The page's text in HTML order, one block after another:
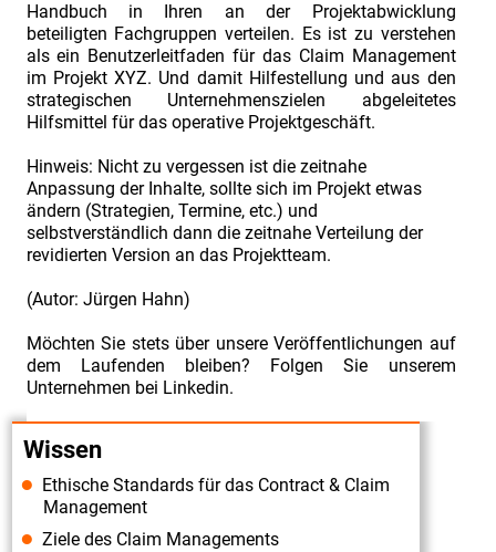
Handbuch in Ihren an der Projektabwicklung
beteiligten Fachgruppen verteilen. Es ist zu verstehen
als ein Benutzerleitfaden für das Claim Management
im Projekt XYZ. Und damit Hilfestellung und aus den
strategischen Unternehmenszielen abgeleitetes
Hilfsmittel für das operative Projektgeschäft.
Hinweis: Nicht zu vergessen ist die zeitnahe
Anpassung der Inhalte, sollte sich im Projekt etwas
ändern (Strategien, Termine, etc.) und
selbstverständlich dann die zeitnahe Verteilung der
revidierten Version an das Projektteam.
(Autor: Jürgen Hahn)
Möchten Sie stets über unsere Veröffentlichungen auf
dem Laufenden bleiben? Folgen Sie unserem
Unternehmen bei Linkedin.
Wissen
Ethische Standards für das Contract & Claim
Management
Ziele des Claim Managements
Beispiele
aus
dem
Claim
Management"
"Kaufmännisches
für
Ingenieure:
Projektvertrag"
"Pros
und
Cons
zu
den
Thesen
des